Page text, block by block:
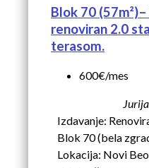
Blok 70
renoviran 2.0
terasom.
600€/mes
Izdavanje:
Blok 70 (bela
Lokacija: Novi